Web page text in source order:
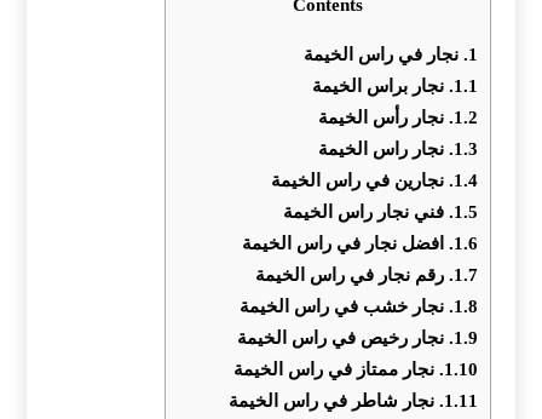
Contents
1. نجار في راس الخيمة
1.1. نجار براس الخيمة
1.2. نجار رأس الخيمة
1.3. نجار راس الخيمة
1.4. نجارين في راس الخيمة
1.5. فني نجار راس الخيمة
1.6.
افضل نجار في راس الخيمة
1.7. رقم نجار في راس الخيمة
1.8. نجار خشب في راس الخيمة
1.9. نجار رخيص في راس الخيمة
1.10. نجار ممتاز في راس الخيمة
1.11. نجار شاطر في راس الخيمة